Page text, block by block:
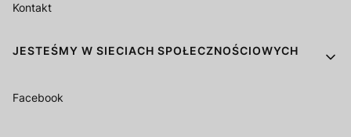
Kontakt
JESTEŚMY W SIECIACH SPOŁECZNOŚCIOWYCH
Facebook